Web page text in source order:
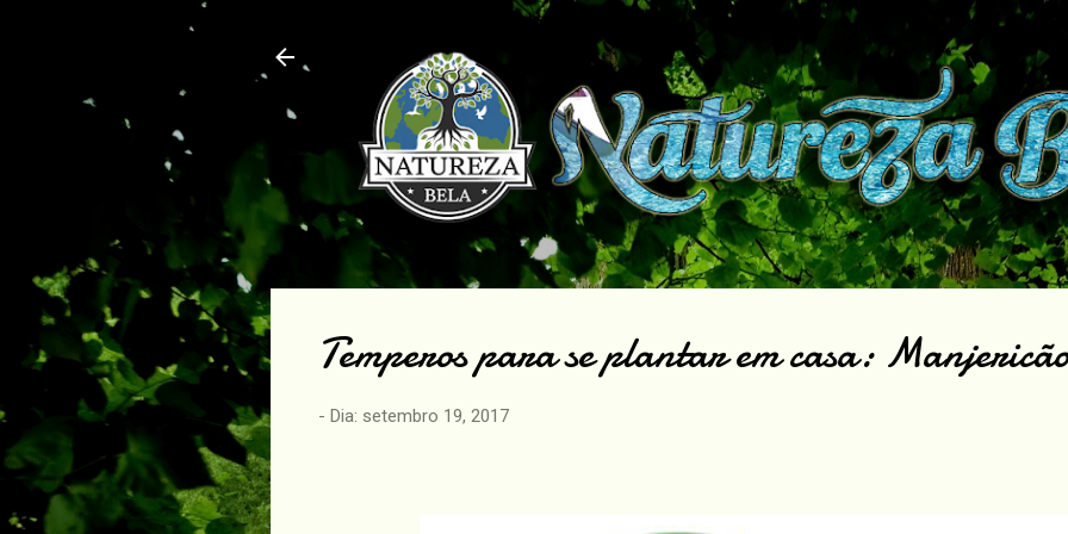
Pular para o conteúdo principal
Temperos para se plantar em casa:
- Dia: setembro 19, 2017